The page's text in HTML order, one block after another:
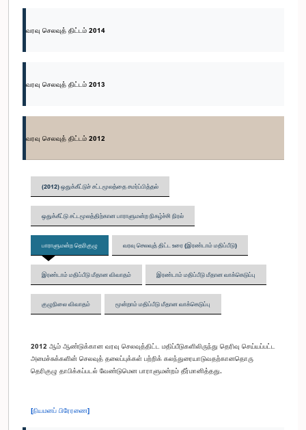
வரவு செலவுத் திட்டம் 2014
வரவு செலவுத் திட்டம் 2013
வரவு செலவுத் திட்டம் 2012
(2012) ஒதுக்கீட்டுச் சட்டமூலத்தை சமர்ப்பித்தல்
ஒதுக்கீட்டு சட்டமூலத்திற்கான பாராளுமன்ற நிகழ்ச்சி நிரல்
பாராளுமன்ற தெரிகுழு வரவு செலவுத் திட்ட உரை (இரண்டாம் மதிப்பீடு)
இரண்டாம் மதிப்பீடு மீதான விவாதம் இரண்டாம் மதிப்பீடு மீதான வாக்கெடுப்பு
குழுநிலை விவாதம் மூன்றாம் மதிப்பீடு மீதான வாக்கெடுப்பு
2012 ஆம் ஆண்டுக்கான வரவு செலவுத்திட்ட மதிப்பீடுகளிலிருந்து தெரிவு செய்யப்பட்ட
அமைச்சுக்களின் செலவுத் தலைப்புக்கள் பற்றிக் கலந்துரையாடுவதற்கானதொரு
தெரிகுழு தாபிக்கப்படல் வேண்டுமென பாராளுமன்றம் தீர்மானித்தது.
[நியமனப் பிரேரணை]